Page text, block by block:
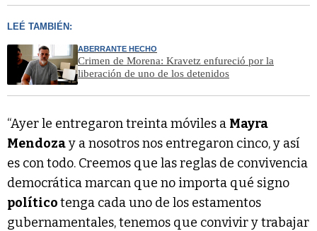
LEÉ TAMBIÉN:
ABERRANTE HECHO
Crimen de Morena: Kravetz enfureció por la
liberación de uno de los detenidos
“Ayer le entregaron treinta móviles a Mayra
Mendozay a nosotros nos entregaron cinco, y así
es con todo. Creemos que las reglas de convivencia
democrática marcan que no importa qué signo
políticotenga cada uno de los estamentos
gubernamentales, tenemos que convivir y trabajar